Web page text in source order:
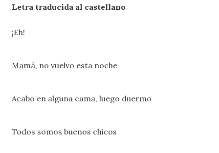
Letra traducida al castellano
¡Eh!
Mamá, no vuelvo esta noche
Acabo en alguna cama, luego duermo
Todos somos buenos chicos